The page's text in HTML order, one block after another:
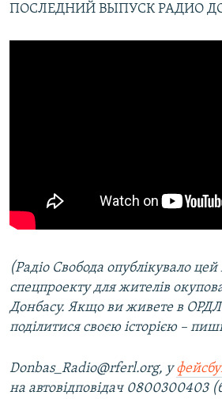
ПОСЛЕДНИЙ ВЫПУСК РАДИО
(Радіо Свобода опублікувало
спецпроекту для жителів
Донбасу. Якщо ви живете в
поділитися своєю історією –
Donbas_Radio@rferl.org, у
на автовідповідач 0800300403